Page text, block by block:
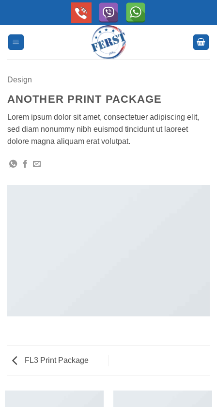
Design
ANOTHER PRINT PACKAGE
Lorem ipsum dolor sit amet, consectetuer adipiscing elit,
sed diam nonummy nibh euismod tincidunt ut laoreet
dolore magna aliquam erat volutpat.
FL3 Print Package